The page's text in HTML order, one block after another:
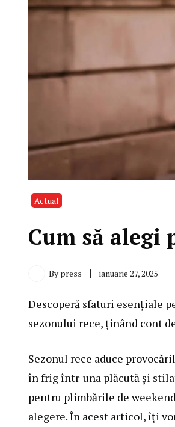
Actual
Cum să alegi
By press ianuarie 27, 2025
Descoperă sfaturi esențiale
sezonului rece, ținând cont
Sezonul rece aduce
în frig într-una plăcută și
pentru plimbările de
alegere. În acest articol, îți